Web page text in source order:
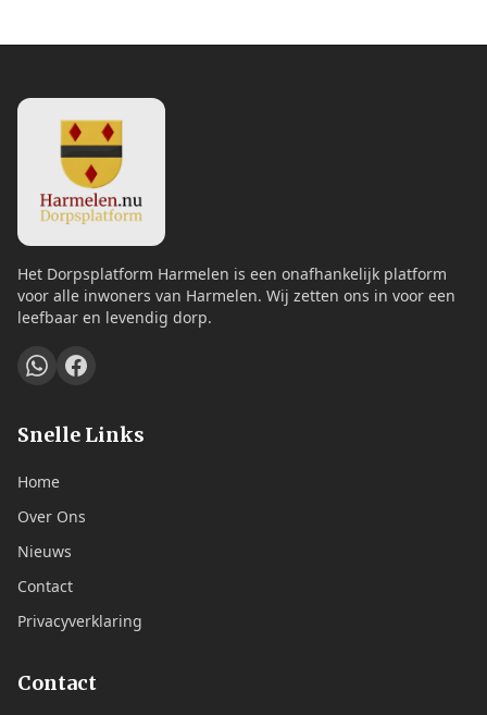
Het Dorpsplatform Harmelen is een onafhankelijk platform
voor alle inwoners van Harmelen. Wij zetten ons in voor een
leefbaar en levendig dorp.
Snelle Links
Home
Over Ons
Nieuws
Contact
Privacyverklaring
Contact